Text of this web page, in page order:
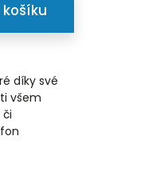
díky své
všem